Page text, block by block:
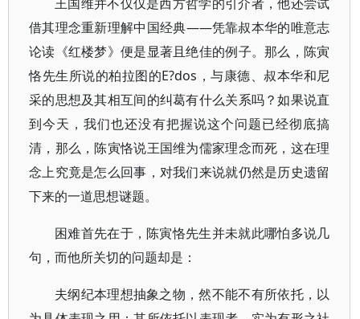
借其理念重新理解中国经典——凭靠叔本华的唯意志
论读《红楼梦》便是显著且绝佳的例子。那么，陈寅
恪先生所说的柏拉图的E?dos，与康德、叔本华和尼
采的思想及其相互间的纠葛有什么关系吗？如果说直
到今天，我们也还没有把握说这个问题已经彻底搞
清，那么，陈寅恪说王国维为儒家理念而死，这在理
念上究竟是怎么回事，对我们来说就仍然是历史遗留
下来的一道思想谜题。
困难首先在于，陈寅恪先生并未就此哪怕多说几
句，而他所关切的问题却是：
夫纲纪本理想抽象之物，然不能不有所依托，以